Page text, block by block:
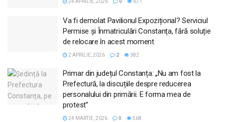
24 APRILIE, 2026 0 671
Va fi demolat Pavilionul Expozițional? Serviciul
Permise și Înmatriculări Constanța, fără soluție
de relocare în acest moment
2 APRILIE, 2026 2 382
Primar din județul Constanța: „Nu am fost la
Prefectură, la discuțiile despre reducerea
personalului din primării. E forma mea de
protest”
24 MARTIE, 2026 0 568